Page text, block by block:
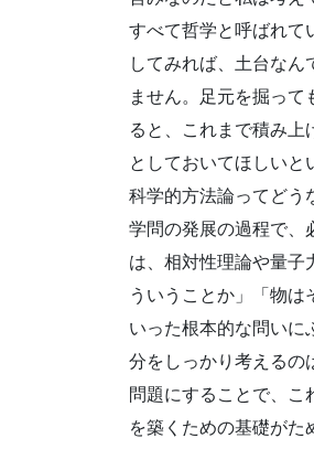
すべて哲学と呼ばれて
してみれば、土台な
ません。足元を掘っ
ると、これまで積み上
としておいてほしいと
科学的方法論ってどう
学問の発展の過程で、
は、相対性理論や量子
ういうことか」「物
いった根本的な問いに
分をしっかり考えるの
問題にすることで、こ
を築くための基礎がた